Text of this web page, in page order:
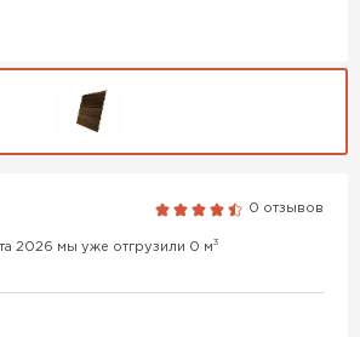
0 отзывов
2026 мы уже отгрузили 0 м3